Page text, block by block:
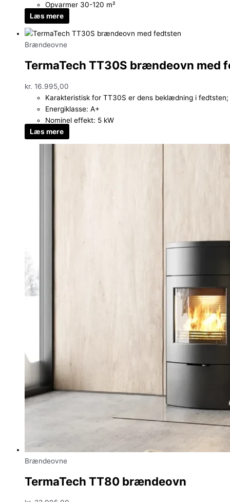
Opvarmer 30-120 m²
Læs mere
Brændeovne
TermaTech TT30S brændeovn med
kr. 16.995,00
Karakteristisk for TT30S er dens beklædning i
Energiklasse: A+
Nominel effekt: 5 kW
Læs mere
Brændeovne
TermaTech TT80 brændeovn